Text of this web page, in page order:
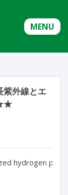
MENU
紫外線とエ
★★
hydrogen